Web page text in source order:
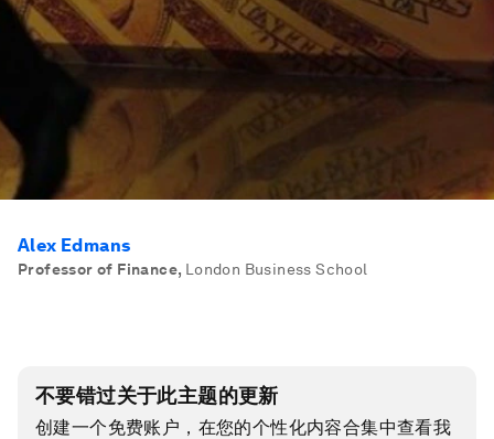
Alex Edmans
Professor of Finance, London Business School
不要错过关于此主题的更新
创建一个免费账户，在您的个性化内容合集中查看我